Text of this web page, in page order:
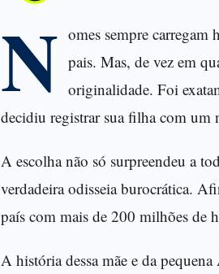
N omes sempre carregam
pais. Mas, de vez em
originalidade. Foi
decidiu registrar sua filha com um
A escolha não só surpreendeu a
verdadeira odisseia burocrática.
país com mais de 200 milhões de
A história dessa mãe e da